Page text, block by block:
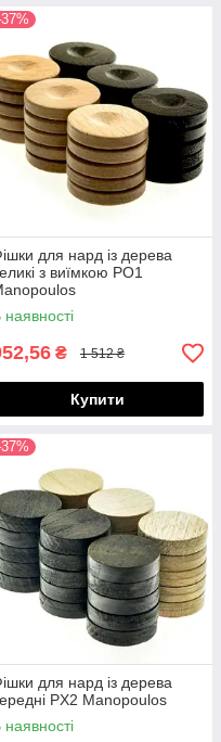
для нард із дерева
з виїмкою PO1
наявності
₴ 1 512 ₴
Купити
для нард із дерева
PX2 Manopoulos
наявності